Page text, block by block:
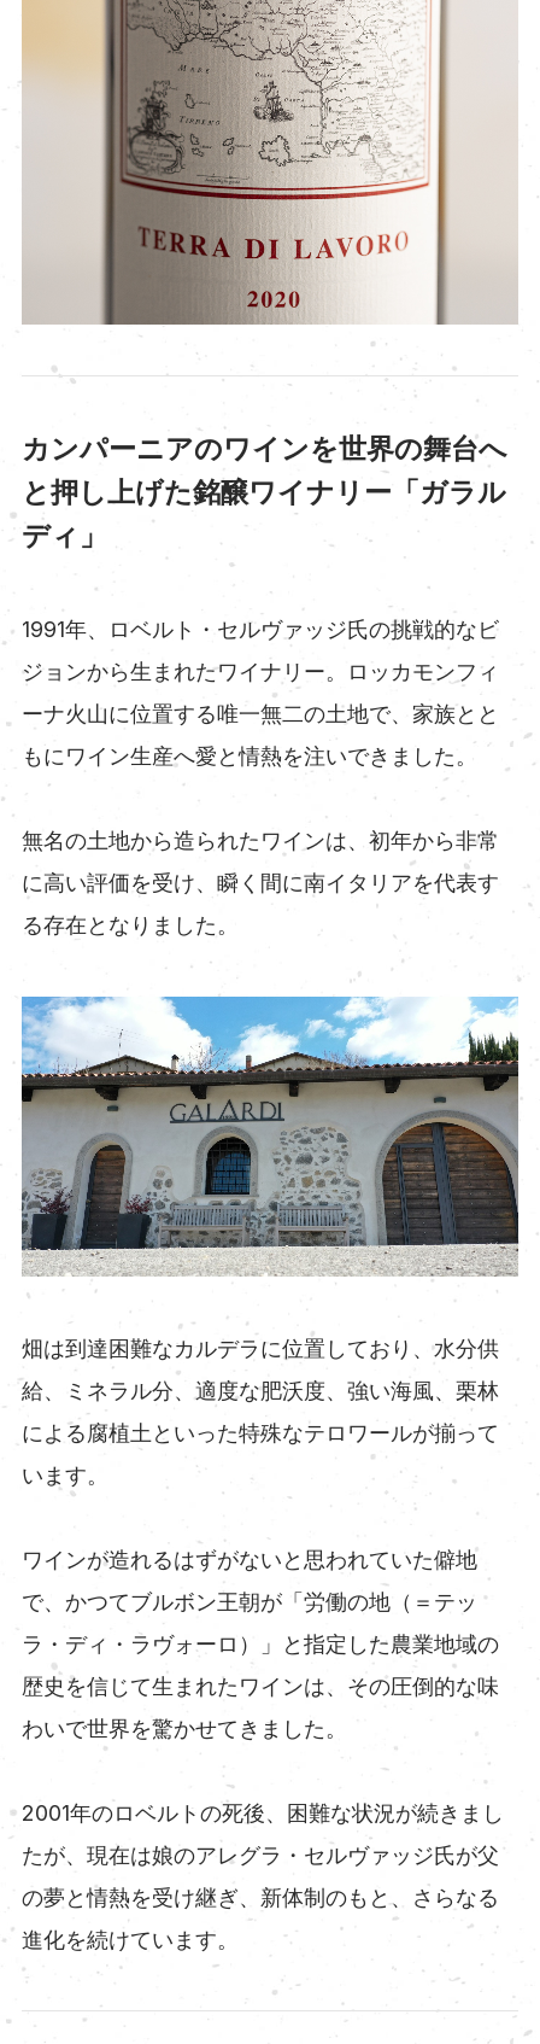
カンパーニアのワインを世界の舞台へ
と押し上げた銘醸ワイナリー「ガラル
ディ」
1991年、ロベルト・セルヴァッジ氏の挑戦的なビ
ジョンから生まれたワイナリー。ロッカモンフィ
ーナ火山に位置する唯一無二の土地で、家族とと
もにワイン生産へ愛と情熱を注いできました。
無名の土地から造られたワインは、初年から非常
に高い評価を受け、瞬く間に南イタリアを代表す
る存在となりました。
畑は到達困難なカルデラに位置しており、水分供
給、ミネラル分、適度な肥沃度、強い海風、栗林
による腐植土といった特殊なテロワールが揃って
います。
ワインが造れるはずがないと思われていた僻地
で、かつてブルボン王朝が「労働の地（＝テッ
ラ・ディ・ラヴォーロ）」と指定した農業地域の
歴史を信じて生まれたワインは、その圧倒的な味
わいで世界を驚かせてきました。
2001年のロベルトの死後、困難な状況が続きまし
たが、現在は娘のアレグラ・セルヴァッジ氏が父
の夢と情熱を受け継ぎ、新体制のもと、さらなる
進化を続けています。